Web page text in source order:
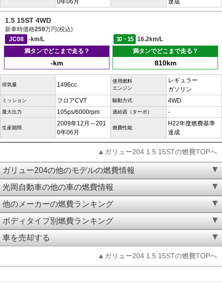
0年06月
達成
1.5 15ST 4WD
新車時価格259万円(税込)
JC08
-km/L 10・15
16.2km/L
満タンでどこまで走る？
-km
満タンでどこまで走る？
810km
排気量 1496cc
使用燃料
エンジン
レギュラー
ガソリン
ミッション フロアCVT 駆動方式 4WD
最大出力 105ps/6000rpm 過給器（ターボ） -
生産期間
2009年12月～201
0年06月
燃費性能
H22年度燃費基準
達成
▲ガリュー204 1.5 15STの燃費TOPへ
ガリュー204の他のモデルの燃費情報
光岡自動車の他の車の燃費情報
他のメーカーの燃費ランキング
ボディタイプ別燃費ランキング
車を売却する
▲ガリュー204 1.5 15STの燃費TOPへ